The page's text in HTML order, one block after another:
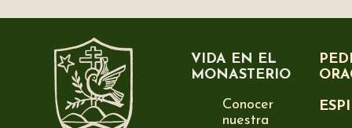
VIDA EN EL
MONASTERIO
Conocer
nuestra